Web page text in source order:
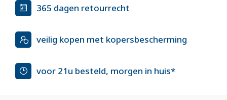
365 dagen retourrecht
veilig kopen met kopersbescherming
voor 21u besteld, morgen in huis*